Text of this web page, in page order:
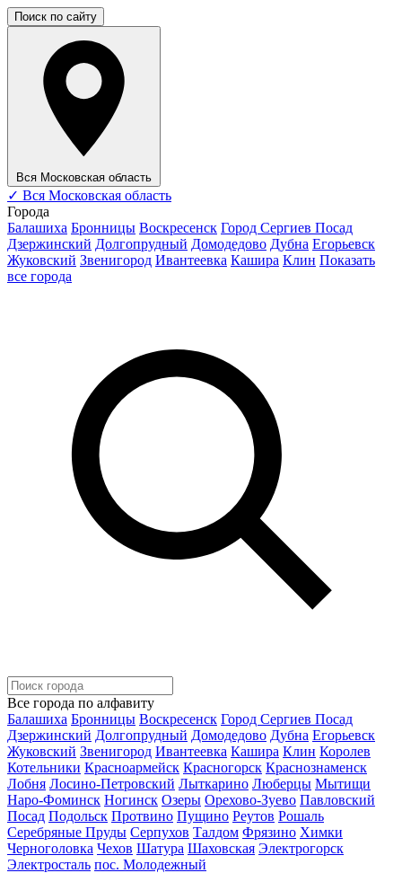
Поиск по сайту
Вся Московская область
✓ Вся Московская область
Города
Балашиха Бронницы Воскресенск Город Сергиев Посад
Дзержинский Долгопрудный Домодедово Дубна Егорьевск
Жуковский Звенигород Ивантеевка Кашира Клин Показать
все города
Все города по алфавиту
Балашиха Бронницы Воскресенск Город Сергиев Посад
Дзержинский Долгопрудный Домодедово Дубна Егорьевск
Жуковский Звенигород Ивантеевка Кашира Клин Королев
Котельники Красноармейск Красногорск Краснознаменск
Лобня Лосино-Петровский Лыткарино Люберцы Мытищи
Наро-Фоминск Ногинск Озеры Орехово-Зуево Павловский
Посад Подольск Протвино Пущино Реутов Рошаль
Серебряные Пруды Серпухов Талдом Фрязино Химки
Черноголовка Чехов Шатура Шаховская Электрогорск
Электросталь пос. Молодежный